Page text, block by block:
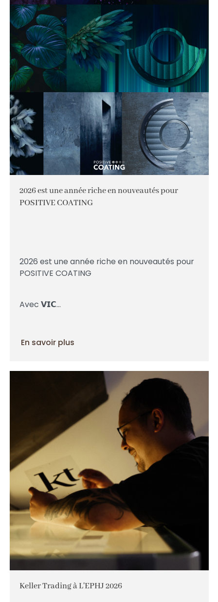
2026 est une année riche en nouveautés pour
POSITIVE COATING
2026 est une année riche en nouveautés pour
POSITIVE COATING
Avec 𝗩𝗜𝗖...
En savoir plus
Keller Trading à L'EPHJ 2026